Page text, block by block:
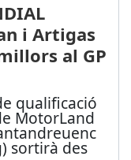
i Artigas
al GP
qualificació
MotorLand
sortirà des